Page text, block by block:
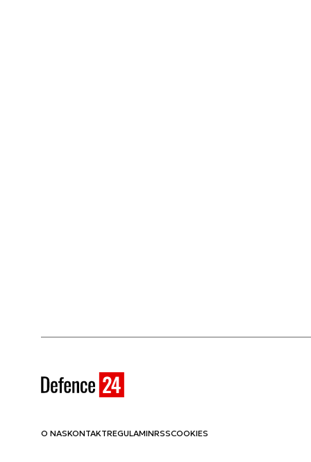
O NASKONTAKTREGULAMINRSSCOOKIES